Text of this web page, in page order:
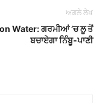
ਅਗਲੇ ਲੇਖ
Water: ਗਰਮੀਆਂ ’ਚ ਲੂ ਤੋਂ
ਬਚਾਏਗਾ ਨਿੰਬੂ-ਪਾਣੀ